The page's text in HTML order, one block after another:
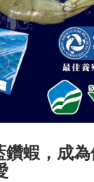
鑽蝦，成